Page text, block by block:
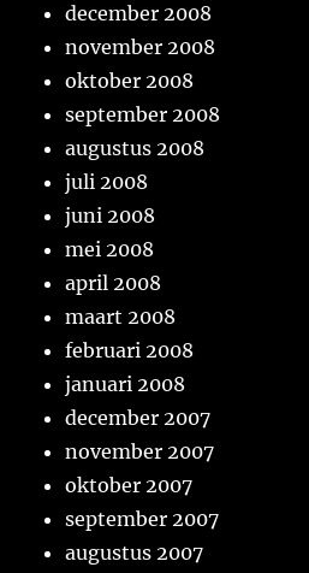
december 2008
november 2008
oktober 2008
september 2008
augustus 2008
juli 2008
juni 2008
mei 2008
april 2008
maart 2008
februari 2008
januari 2008
december 2007
november 2007
oktober 2007
september 2007
augustus 2007